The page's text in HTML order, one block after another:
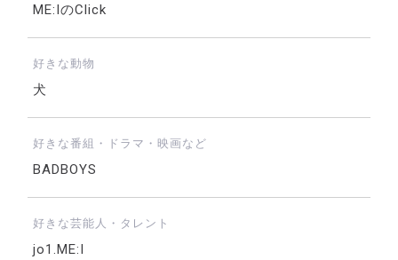
ME:IのClick
好きな動物
犬
好きな番組・ドラマ・映画など
BADBOYS
好きな芸能人・タレント
jo1.ME:I